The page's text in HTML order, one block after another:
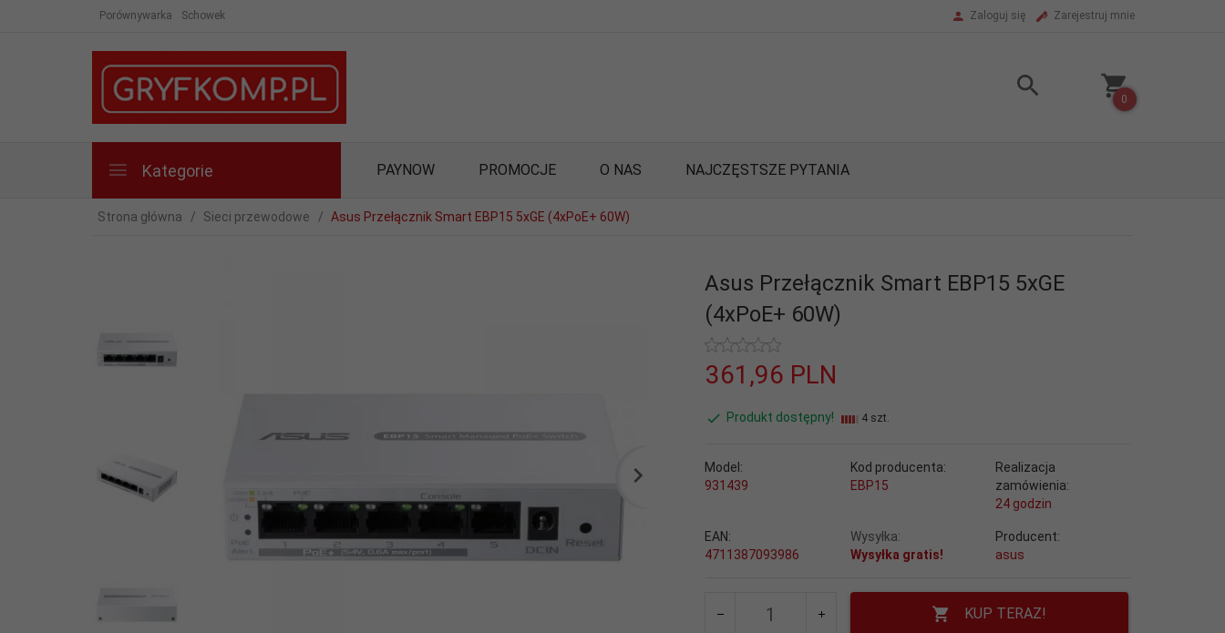
Porównywarka Schowek Zaloguj się Zarejestruj mnie
0
Kategorie PAYNOW PROMOCJE O NAS NAJCZĘSTSZE PYTANIA
Strona główna Sieci przewodowe Asus Przełącznik Smart EBP15 5xGE (4xPoE+ 60W)
Asus Przełącznik Smart EBP15 5xGE
(4xPoE+ 60W)
361,96 PLN
Produkt dostępny! 4 szt.
Model:
931439
Kod producenta:
EBP15
Realizacja
zamówienia:
24 godzin
EAN:
4711387093986
Wysyłka:
Wysyłka gratis!
Producent:
asus
KUP TERAZ!